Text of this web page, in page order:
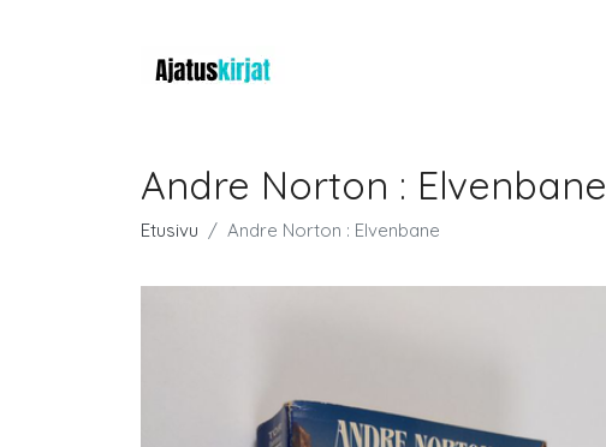
Andre Norton : Elvenbane
Etusivu Andre Norton : Elvenbane